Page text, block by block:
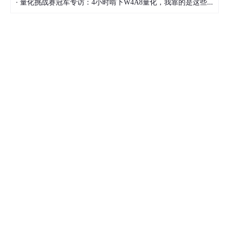
· 量化挑战赛冠军专访：4小时啃下W4A8量化，我靠的是这些经验